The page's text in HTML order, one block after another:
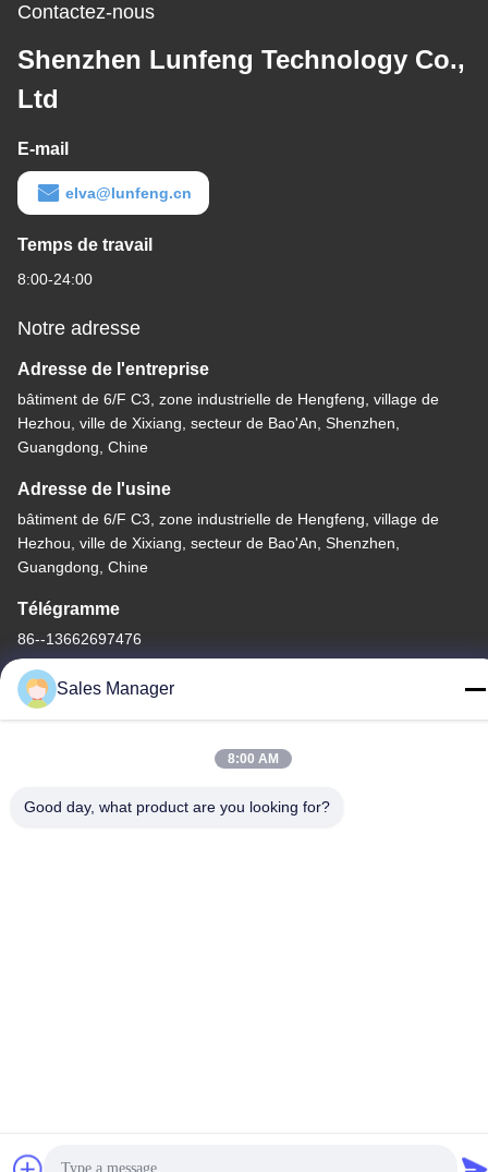
Contactez-nous
Shenzhen Lunfeng Technology Co.,
Ltd
E-mail
elva@lunfeng.cn
Temps de travail
8:00-24:00
Notre adresse
Adresse de l'entreprise
bâtiment de 6/F C3, zone industrielle de Hengfeng, village de
Hezhou, ville de Xixiang, secteur de Bao'An, Shenzhen,
Guangdong, Chine
Adresse de l'usine
bâtiment de 6/F C3, zone industrielle de Hengfeng, village de
Hezhou, ville de Xixiang, secteur de Bao'An, Shenzhen,
Guangdong, Chine
Télégramme
86--13662697476
Chine Bonne qualité Contact à membrane de dôme en métal Le
les droits réservés.
Sales Manager
8:00 AM
Good day, what product are you looking for?